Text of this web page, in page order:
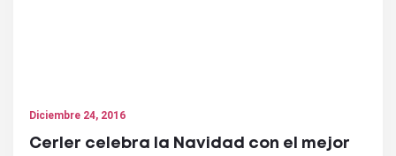
Diciembre 24, 2016
Cerler celebra la Navidad con el mejor